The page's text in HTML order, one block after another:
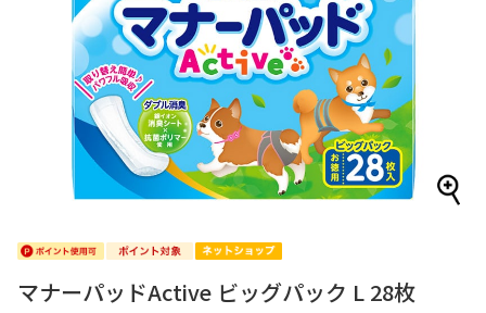
マナーパッドActive ビッグパック L 28枚